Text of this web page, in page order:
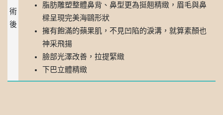
術
後
脂肪雕塑整體鼻背、鼻型更為挺翹精緻，眉毛與鼻
樑呈現完美海鷗形狀
擁有飽滿的蘋果肌，不見凹陷的淚溝，就算素顏也
神采飛揚
臉部光澤改善，拉提緊緻
下巴立體精緻